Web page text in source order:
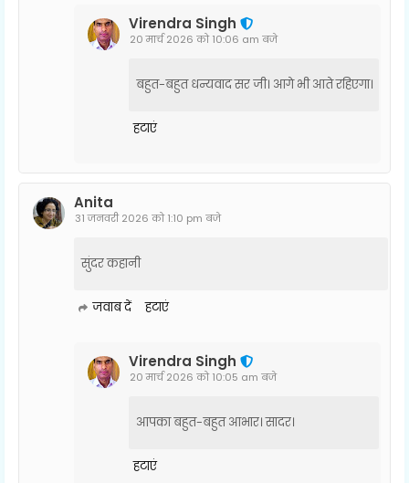
Virendra Singh
20 मार्च 2026 को 10:06 am बजे
बहुत-बहुत धन्यवाद सर जी। आगे भी आते रहिएगा।
हटाएं
Anita
31 जनवरी 2026 को 1:10 pm बजे
सुंदर कहानी
जवाब दें हटाएं
Virendra Singh
20 मार्च 2026 को 10:05 am बजे
आपका बहुत-बहुत आभार। सादर।
हटाएं